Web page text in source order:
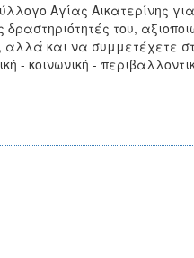
Αγίας Αικατερίνης
του,
και να συμμετέχετε
- κοινωνική -